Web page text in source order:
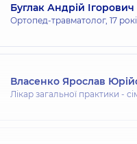
Буглак Андрій Ігорович
Ортопед-травматолог, 17
Власенко Ярослав
Лікар загальної практики -